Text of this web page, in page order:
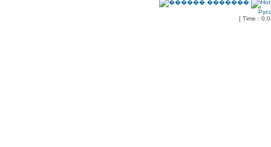
[ Time :